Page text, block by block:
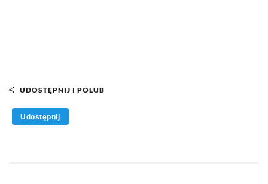
UDOSTĘPNIJ I POLUB
Udostępnij